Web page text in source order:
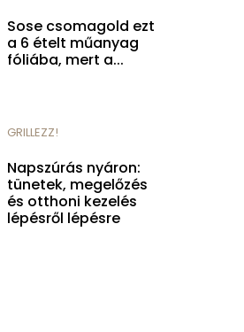
Sose csomagold ezt
a 6 ételt műanyag
fóliába, mert a...
GRILLEZZ!
Napszúrás nyáron:
tünetek, megelőzés
és otthoni kezelés
lépésről lépésre